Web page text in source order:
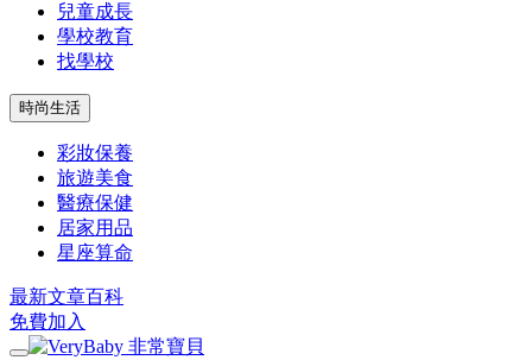
兒童成長
學校教育
找學校
時尚生活
彩妝保養
旅遊美食
醫療保健
居家用品
星座算命
最新文章百科
免費加入